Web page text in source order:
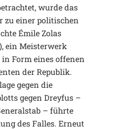
wurde das
zu einer politischen
Émile Zolas
ein Meisterwerk
Form eines offenen
der Republik.
gegen die
gegen Dreyfus –
– führte
des Falles. Erneut